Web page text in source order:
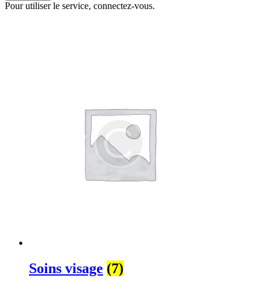
Pour utiliser le service, connectez-vous.
Soins visage (7)